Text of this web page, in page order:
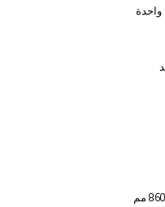
واحدة